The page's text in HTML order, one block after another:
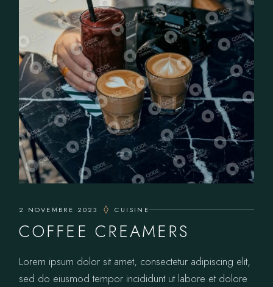
2 NOVEMBRE 2023 CUISINE
COFFEE CREAMERS
Lorem ipsum dolor sit amet, consectetur adipiscing elit,
sed do eiusmod tempor incididunt ut labore et dolore